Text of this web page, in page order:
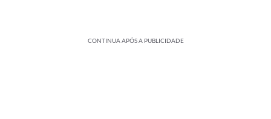
CONTINUA APÓS A PUBLICIDADE